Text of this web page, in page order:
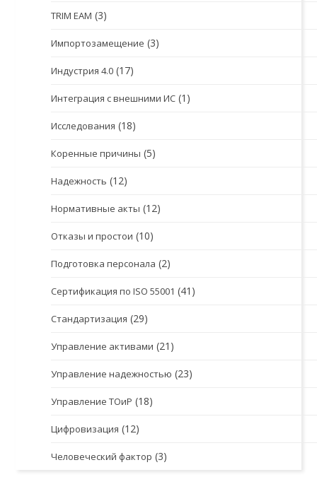
TRIM EAM (3)
Импортозамещение (3)
Индустрия 4.0 (17)
Интеграция с внешними ИС (1)
Исследования (18)
Коренные причины (5)
Надежность (12)
Нормативные акты (12)
Отказы и простои (10)
Подготовка персонала (2)
Сертификация по ISO 55001 (41)
Стандартизация (29)
Управление активами (21)
Управление надежностью (23)
Управление ТОиР (18)
Цифровизация (12)
Человеческий фактор (3)